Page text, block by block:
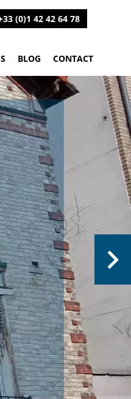
(0)1 42 42 64 78
BLOG CONTACT